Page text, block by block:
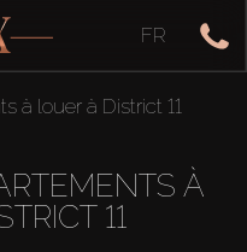
FR
à louer à District 11
À
11